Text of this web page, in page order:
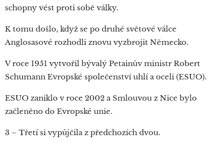
schopny vést proti sobě války.
K tomu došlo, když se po druhé světové válce
Anglosasové rozhodli znovu vyzbrojit Německo.
V roce 1951 vytvořil bývalý Petainův ministr Robert
Schumann Evropské společenství uhlí a oceli (ESUO).
ESUO zaniklo v roce 2002 a Smlouvou z Nice bylo
začleněno do Evropské unie.
3 – Třetí si vypůjčila z předchozích dvou.